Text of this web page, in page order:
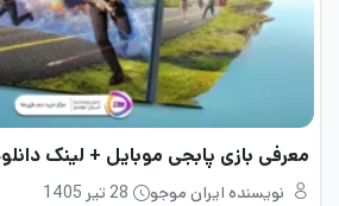
نویسنده ایران موجو
28 تیر 1405